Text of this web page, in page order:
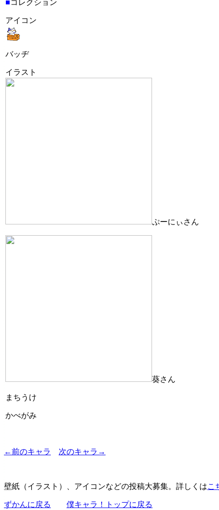
■コレクション
アイコン
バッヂ
イラスト
ぷーにぃさん
葵さん
まちうけ
かべがみ
←前のキャラ 次のキャラ→
壁紙（イラスト）、アイコンなどの投稿大募集。詳しくはこ
ずかんに戻る 僕キャラ！トップに戻る